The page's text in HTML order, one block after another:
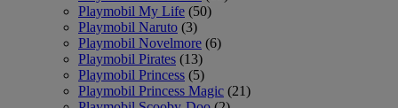
Playmobil My Life (50)
Playmobil Naruto (3)
Playmobil Novelmore (6)
Playmobil Pirates (13)
Playmobil Princess (5)
Playmobil Princess Magic (21)